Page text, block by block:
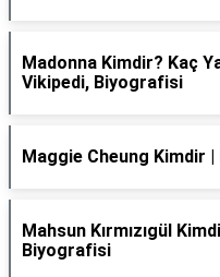
Madonna Kimdir? Kaç
Vikipedi, Biyografisi
Maggie Cheung Kimdir
Mahsun Kırmızıgül
Biyografisi